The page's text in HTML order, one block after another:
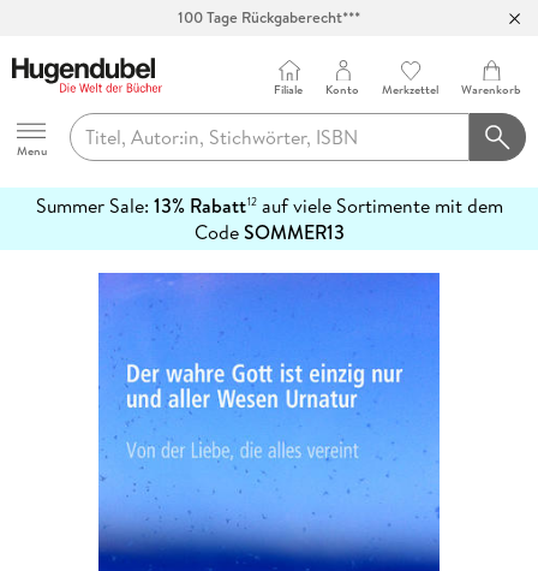
100 Tage Rückgaberecht***
Hugendubel
Menu
Filiale Konto Merkzettel Warenkorb
Summer Sale: 13% Rabatt12auf viele Sortimente mit dem
CodeSOMMER13
erfahren